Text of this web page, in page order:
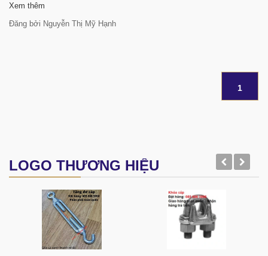
Xem thêm
Đăng bởi Nguyễn Thị Mỹ Hạnh
1
LOGO THƯƠNG HIỆU